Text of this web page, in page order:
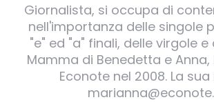
Giornalista, si occupa di
nell'importanza delle singole
"e" ed "a" finali, delle virgole e
Mamma di Benedetta e
Econote nel 2008. La